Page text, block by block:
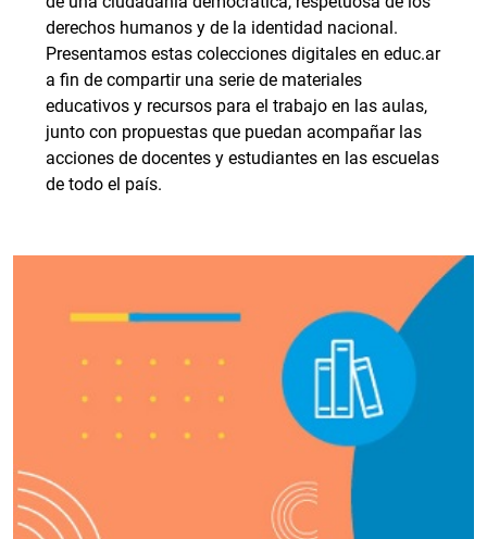
derechos humanos y de la identidad nacional.
Presentamos estas colecciones digitales en educ.ar
a fin de compartir una serie de materiales
educativos y recursos para el trabajo en las aulas,
junto con propuestas que puedan acompañar las
acciones de docentes y estudiantes en las escuelas
de todo el país.